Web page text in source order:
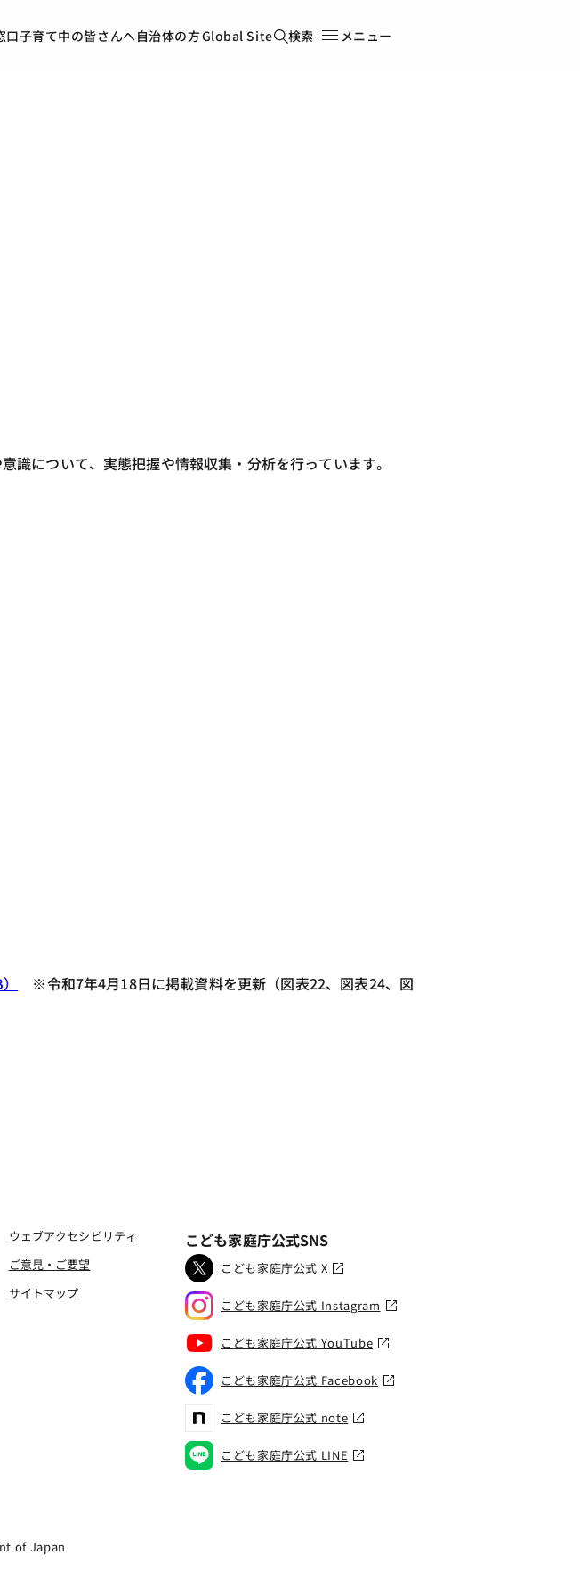
口子育て中の皆さんへ自治体の方Global Site 検索 メニュー
について、実態把握や情報収集・分析を行っています。
※令和7年4月18日に掲載資料を更新（図表22、図表24、図
ウェブアクセシビリティ
ご意見・ご要望
サイトマップ
こども家庭庁公式SNS
こども家庭庁公式 X
こども家庭庁公式 Instagram
こども家庭庁公式 YouTube
こども家庭庁公式 Facebook
こども家庭庁公式 note
こども家庭庁公式 LINE
of Japan